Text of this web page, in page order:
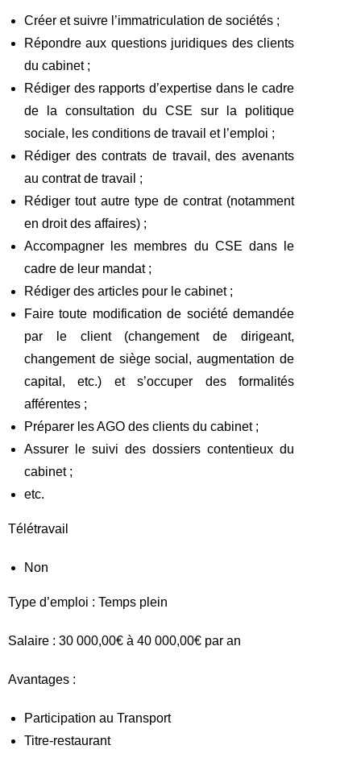
Créer et suivre l’immatriculation de sociétés ;
Répondre aux questions juridiques des clients
du cabinet ;
Rédiger des rapports d’expertise dans le cadre
de la consultation du CSE sur la politique
sociale, les conditions de travail et l’emploi ;
Rédiger des contrats de travail, des avenants
au contrat de travail ;
Rédiger tout autre type de contrat (notamment
en droit des affaires) ;
Accompagner les membres du CSE dans le
cadre de leur mandat ;
Rédiger des articles pour le cabinet ;
Faire toute modification de société demandée
par le client (changement de dirigeant,
changement de siège social, augmentation de
capital, etc.) et s’occuper des formalités
afférentes ;
Préparer les AGO des clients du cabinet ;
Assurer le suivi des dossiers contentieux du
cabinet ;
etc.
Télétravail
Non
Type d’emploi : Temps plein
Salaire : 30 000,00€ à 40 000,00€ par an
Avantages :
Participation au Transport
Titre-restaurant